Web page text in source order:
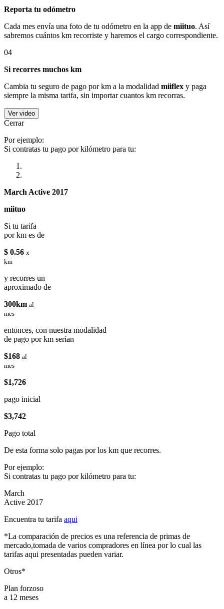
Reporta tu odómetro
Cada mes envía una foto de tu odómetro en la app de miituo. Así
sabremos cuántos km recorriste y haremos el cargo correspondiente.
04
Si recorres muchos km
Cambia tu seguro de pago por km a la modalidad miiflex y paga
siempre la misma tarifa, sin importar cuantos km recorras.
Ver video
Cerrar
Por ejemplo:
Si contratas tu pago por kilómetro para tu:
March Active 2017
miituo
Si tu tarifa
por km es de
$ 0.56 x
km
y recorres un
aproximado de
300km al
mes
entonces, con nuestra modalidad
de pago por km serían
$168 al
mes
$1,726
pago inicial
$3,742
Pago total
De esta forma solo pagas por los km que recorres.
Por ejemplo:
Si contratas tu pago por kilómetro para tu:
March
Active 2017
Encuentra tu tarifa aqui
*La comparación de precios es una referencia de primas de
mercado,tomada de varios compradores en línea por lo cual las
tarifas aqui presentadas pueden variar.
Otros*
Plan forzoso
a 12 meses